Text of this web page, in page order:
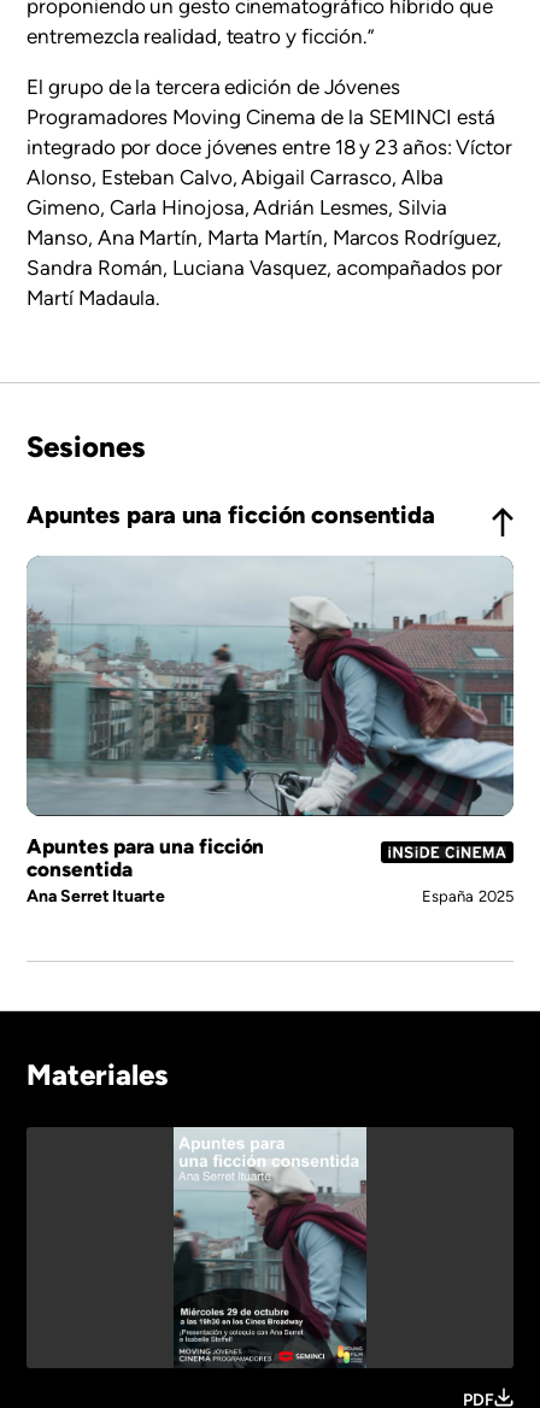
proponiendo un gesto cinematográfico híbrido que
entremezcla realidad, teatro y ficción.”
El grupo de la tercera edición de Jóvenes
Programadores Moving Cinema de la SEMINCI está
integrado por doce jóvenes entre 18 y 23 años: Víctor
Alonso, Esteban Calvo, Abigail Carrasco, Alba
Gimeno, Carla Hinojosa, Adrián Lesmes, Silvia
Manso, Ana Martín, Marta Martín, Marcos Rodríguez,
Sandra Román, Luciana Vasquez, acompañados por
Martí Madaula.
Sesiones
Apuntes para una ficción consentida
Apuntes para una ficción
consentida
Ana Serret Ituarte España 2025
Materiales
PDF